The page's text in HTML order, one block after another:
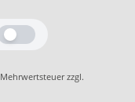
zzgl.